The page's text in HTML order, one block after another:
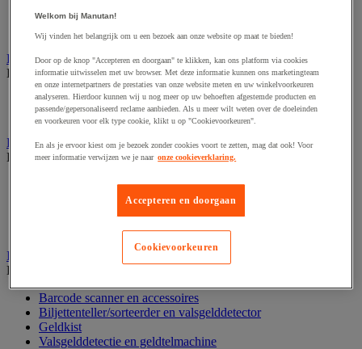
Studioverlichting en accessoires
Tv, dvd-speler en Blu-ray
Bewegwijzering en aanduidingsborden
Bekijk de hele productgroep
Deurnaambord
Pictogram
Folderrek en -houder
Bekijk de hele productgroep
Tafel folderstandaard
Wandfolderhouder
Inname en beheer van geld
Bekijk de hele productgroep
Barcode scanner en accessoires
Biljettenteller/sorteerder en valsgelddetector
Geldkist
Valsgelddetectie en geldtelmachine
Welkom bij Manutan!
Wij vinden het belangrijk om u een bezoek aan onze website op maat te bieden!
Door op de knop "Accepteren en doorgaan" te klikken, kan ons platform via cookies
informatie uitwisselen met uw browser. Met deze informatie kunnen ons marketingteam
en onze internetpartners de prestaties van onze website meten en uw winkelvoorkeuren
analyseren. Hierdoor kunnen wij u nog meer op uw behoeften afgestemde producten en
passende/gepersonaliseerd reclame aanbieden. Als u meer wilt weten over de doeleinden
en voorkeuren voor elk type cookie, klikt u op "Cookievoorkeuren".
En als je ervoor kiest om je bezoek zonder cookies voort te zetten, mag dat ook! Voor
meer informatie verwijzen we je naar onze cookieverklaring.
Accepteren en doorgaan
Cookievoorkeuren